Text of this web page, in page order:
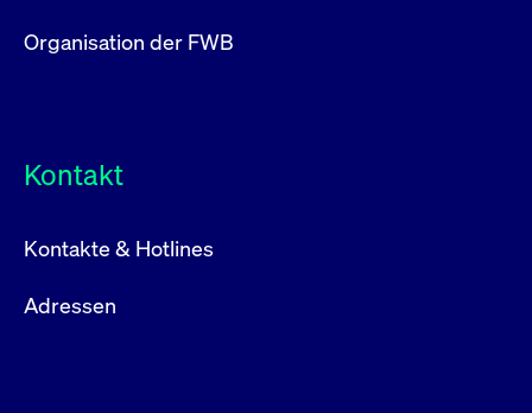
Organisation der FWB
Kontakt
Kontakte & Hotlines
Adressen